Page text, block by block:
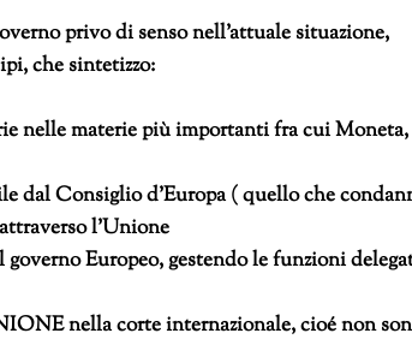
privo di senso nell’attuale situazione,
che sintetizzo:
nelle materie più importanti fra cui Moneta,
dal Consiglio d’Europa ( quello che
l’Unione
Europeo, gestendo le funzioni
nella corte internazionale, cioé non